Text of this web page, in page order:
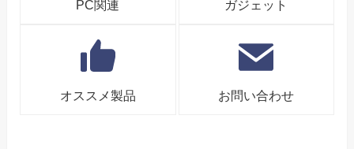
PC関連 ガジェット
オススメ製品 お問い合わせ